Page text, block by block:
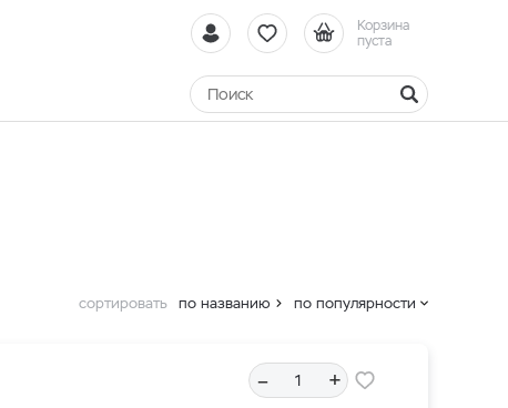
Корзина
пуста
сортировать по названию по популярности
– +